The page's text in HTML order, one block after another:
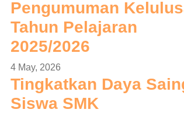
Pengumuman
Tahun Pelajaran
2025/2026
4 May, 2026
Tingkatkan Daya
Siswa SMK